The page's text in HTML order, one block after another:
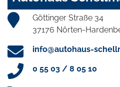
Göttinger Straße 34
37176 Nörten-
info@autohaus-
0 55 03 / 8 05 10